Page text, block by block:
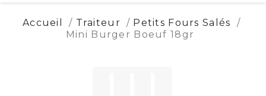
Accueil Traiteur
Petits Fours Salés
Mini Burger Boeuf 18gr